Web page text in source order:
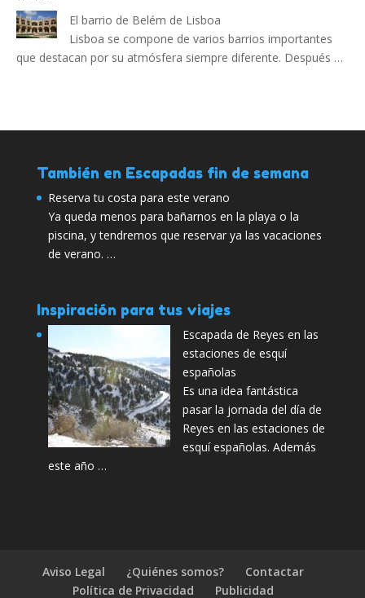
El barrio de Belém de Lisboa
Lisboa se compone de varios barrios importantes
que destacan por su atmósfera siempre diferente. Después …
También en Escapadas fin de semana
Reserva tu costa para este verano
Ya queda menos para bañarnos en la playa o la
piscina, y tendremos que reservar ya las vacaciones
de verano. …
Inspiración para tus viajes
Escapada de Reyes en las
estaciones de esquí
españolas
Es una idea fantástica
pasar la jornada del día de
Reyes en las estaciones de
esquí españolas. Además
este año …
Aviso Legal ¿Quiénes somos?
Contactar
Política de Privacidad
Publicidad